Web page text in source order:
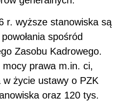
r. wyższe stanowiska są
spośród
Zasobu Kadrowego.
prawa m.in. ci,
życie ustawy o PZK
oraz 120 tys.